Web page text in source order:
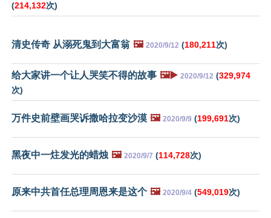
(214,132次)
清史传奇 从溺死鬼到大富翁 🖼️ 2020/9/12 (180,211次)
给大家讲一个让人哭笑不得的故事 🖼️▶️ 2020/9/12 (329,974
次)
万件史前壁画哭诉撒哈拉变沙漠 🖼️ 2020/9/9 (199,691次)
黑夜中一炷发光的蜡烛 🖼️ 2020/9/7 (114,728次)
原来中共首任总理周恩来是这个 🖼️ 2020/9/4 (549,019次)